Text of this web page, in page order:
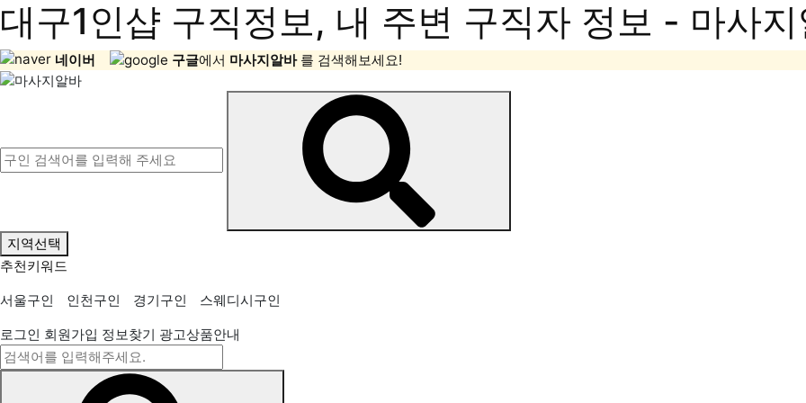
대구1인샵 구직정보, 내 주변 구직자 정보 - 마사
네이버 구글에서 마사지알바 를 검색해보세요!
지역선택
추천키워드
서울구인
인천구인 경기구인
스웨디시구인
로그인 회원가입 정보찾기 광고상품안내